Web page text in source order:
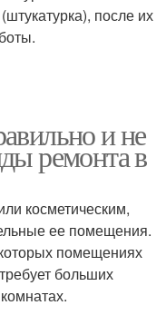
после их
и не
ремонта в
косметическим,
ее помещения.
помещениях
больших